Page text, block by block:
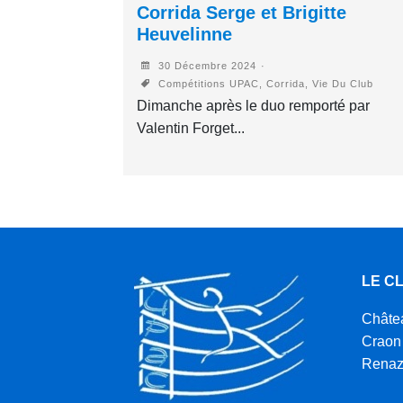
Corrida Serge et Brigitte
Heuvelinne
30 Décembre 2024
Compétitions UPAC, Corrida, Vie Du Club
Dimanche après le duo remporté par
Valentin Forget...
LE
Craon